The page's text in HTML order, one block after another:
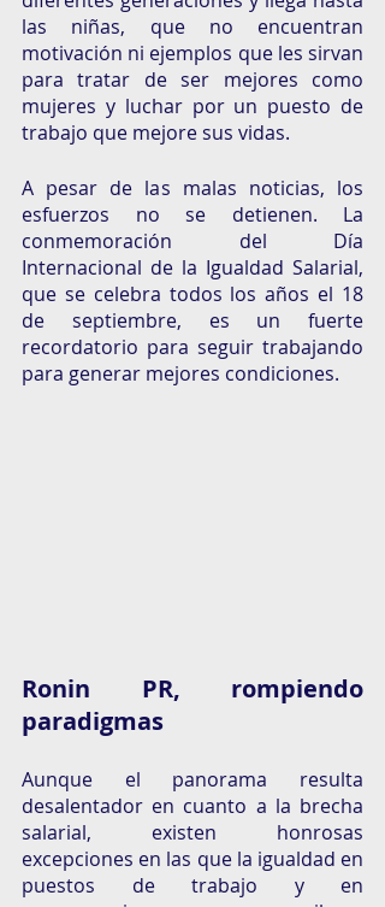
las niñas, que no encuentran
motivación ni ejemplos que les sirvan
para tratar de ser mejores como
mujeres y luchar por un puesto de
trabajo que mejore sus vidas.
A pesar de las malas noticias, los
esfuerzos no se detienen. La
conmemoración del Día
Internacional de la Igualdad Salarial,
que se celebra todos los años el 18
de septiembre, es un fuerte
recordatorio para seguir trabajando
para generar mejores condiciones.
Ronin PR, rompiendo
paradigmas
Aunque el panorama resulta
desalentador en cuanto a la brecha
salarial, existen honrosas
excepciones en las que la igualdad en
puestos de trabajo y en